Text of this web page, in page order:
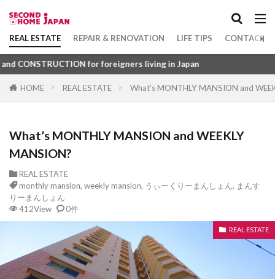
REAL ESTATE REPAIR & RENOVATION LIFE TIPS CONTACT
mokuzou jikugumi kouhou
mikageishi
meter box
mengoshi
meiji mecha mbps
mb
pergola
chikunensu chukai
chouseikuiki
choukouki
chiseki
Chintai
chikensha chukankensa
chika
chijouha
chiban
chashitsu
chukai housyu
capsule hotel
dannetsuzai
denwa
for foreigners living in Japan
HOME REAL ESTATE What’s MONTHLY MANSION and
What’s MONTHLY MANSION and WEEKLY
MANSION?
REAL ESTATE
monthly mansion, weekly mansion, うぃーくりーまんしょん, まんす
りーまんしょん
412View
0件
REAL ESTATE
Category
ふすま
ふくろじ ふきぬけ
ふうじょしつ
ふぁーにっしゅどあぱーとめんと
ふぁーにっしゅど
ひょうご
ふようこうじょ
ひとつぼ
ひきわたし
ひかりてれび
ひあたりりょうこう
ぱーごら
ぱーきんぐ
ばるこにー
ばするーむ
ふどうさんぎょうしゃ
ふらっと